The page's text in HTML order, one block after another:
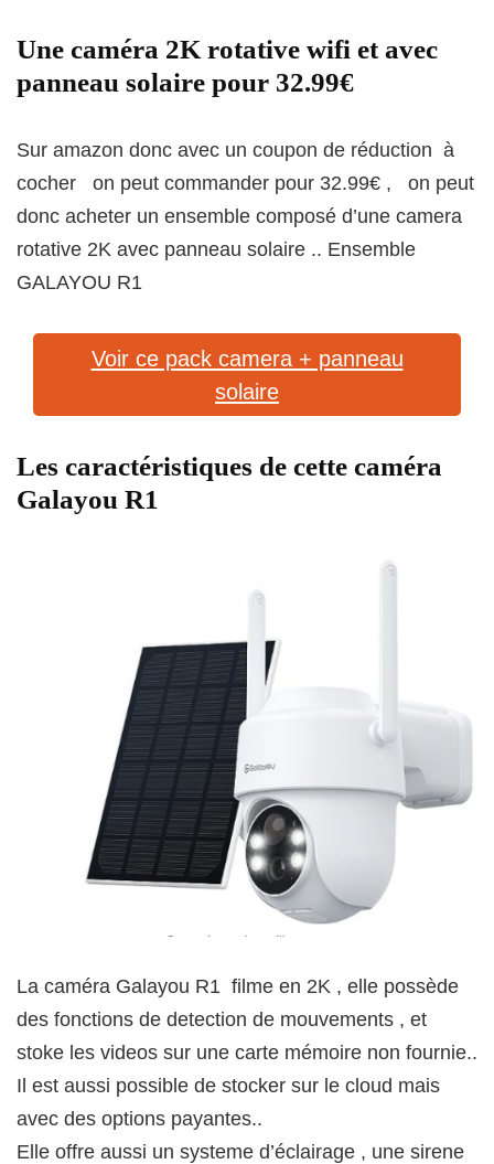
Une caméra 2K rotative wifi et avec
panneau solaire pour 32.99€
Sur amazon donc avec un coupon de réduction à
cocher on peut commander pour 32.99€ , on peut
donc acheter un ensemble composé d’une camera
rotative 2K avec panneau solaire .. Ensemble
GALAYOU R1
Voir ce pack camera + panneau
solaire
Les caractéristiques de cette caméra
Galayou R1
La caméra Galayou R1 filme en 2K , elle possède
des fonctions de detection de mouvements , et
stoke les videos sur une carte mémoire non fournie..
Il est aussi possible de stocker sur le cloud mais
avec des options payantes..
Elle offre aussi un systeme d’éclairage , une sirene